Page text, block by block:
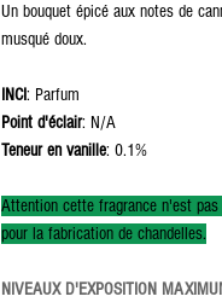
Un bouquet épicé aux notes de
musqué doux.
INCI: Parfum
Point d'éclair: N/A
Teneur en vanille: 0.1%
Attention cette fragrance n'est
pour la fabrication de chandelles.
NIVEAUX D'EXPOSITION